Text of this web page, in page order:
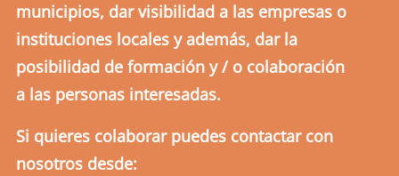
municipios, dar visibilidad a las empresas o
instituciones locales y además, dar la
posibilidad de formación y / o colaboración
a las personas interesadas.
Si quieres colaborar puedes contactar con
nosotros desde: